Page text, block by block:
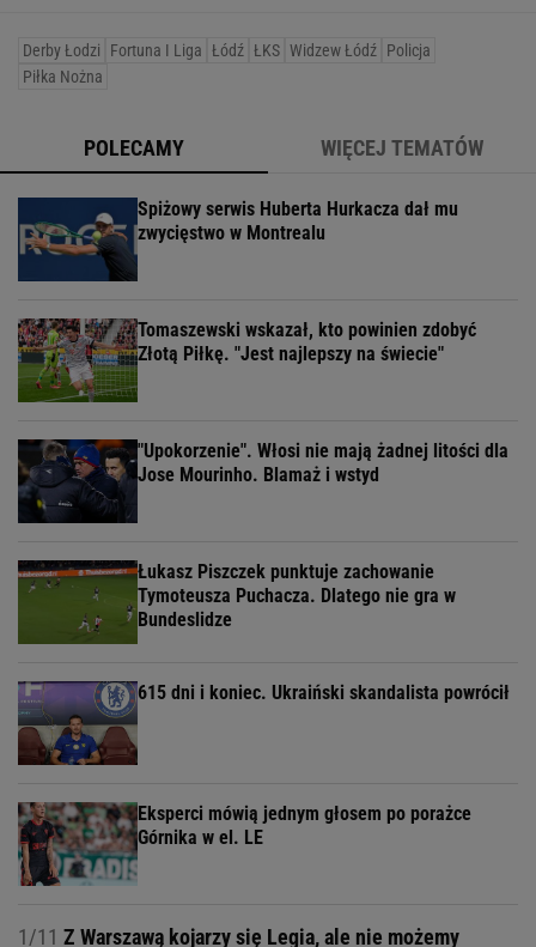
Derby Łodzi Fortuna I Liga Łódź ŁKS Widzew Łódź Policja
Piłka Nożna
POLECAMY WIĘCEJ TEMATÓW
Spiżowy serwis Huberta Hurkacza dał mu
zwycięstwo w Montrealu
Tomaszewski wskazał, kto powinien zdobyć
Złotą Piłkę. "Jest najlepszy na świecie"
"Upokorzenie". Włosi nie mają żadnej litości dla
Jose Mourinho. Blamaż i wstyd
Łukasz Piszczek punktuje zachowanie
Tymoteusza Puchacza. Dlatego nie gra w
Bundeslidze
615 dni i koniec. Ukraiński skandalista powrócił
Eksperci mówią jednym głosem po porażce
Górnika w el. LE
1/11 Z Warszawą kojarzy się Legia, ale nie możemy